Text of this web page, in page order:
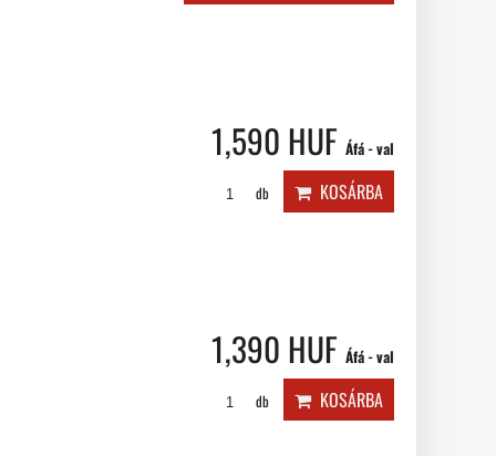
1,590 HUF Áfá - val
db KOSÁRBA
1,390 HUF Áfá - val
db KOSÁRBA